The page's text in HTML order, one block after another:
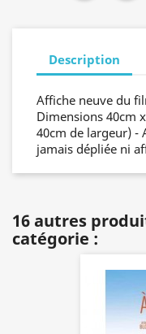
Description
Affiche neuve du
Dimensions 40cm
40cm de largeur) -
jamais dépliée ni
16 autres
catégorie :